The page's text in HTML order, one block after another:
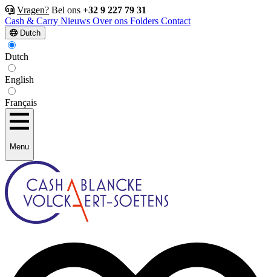
Vragen? Bel ons +32 9 227 79 31
Cash & Carry Nieuws Over ons Folders Contact
Dutch
Dutch
English
Français
Menu